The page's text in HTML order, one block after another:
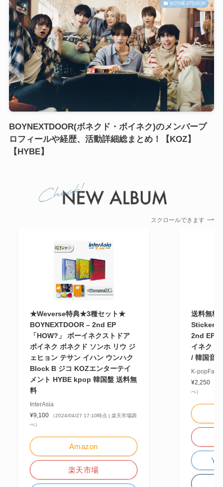
BOYNEXTDOOR
BOYNEXTDOOR(ボネクド・ボイネク)のメンバープ
ロフィールや経歴、活動詳細総まとめ！【KOZ】
【HYBE】
スクロールできます
★Weverse特典★3種セット★
BOYNEXTDOOR – 2nd EP
「HOW?」 ボーイネクストドア
ボイネク ボネクド ソンホ リウ ジ
ェヒョン テサン イハン ウンハク
Block B ジコ KOZエンターテイ
メント HYBE kpop 韓国盤 送料無
料
InterAsia
¥9,100
（2024/04/27 17:10時点 | 楽天市場調
べ）
Amazon
楽天市場
送料無料
Sticker
2nd EP /
イネク
/ 韓国音
K-
¥2,250
べ）